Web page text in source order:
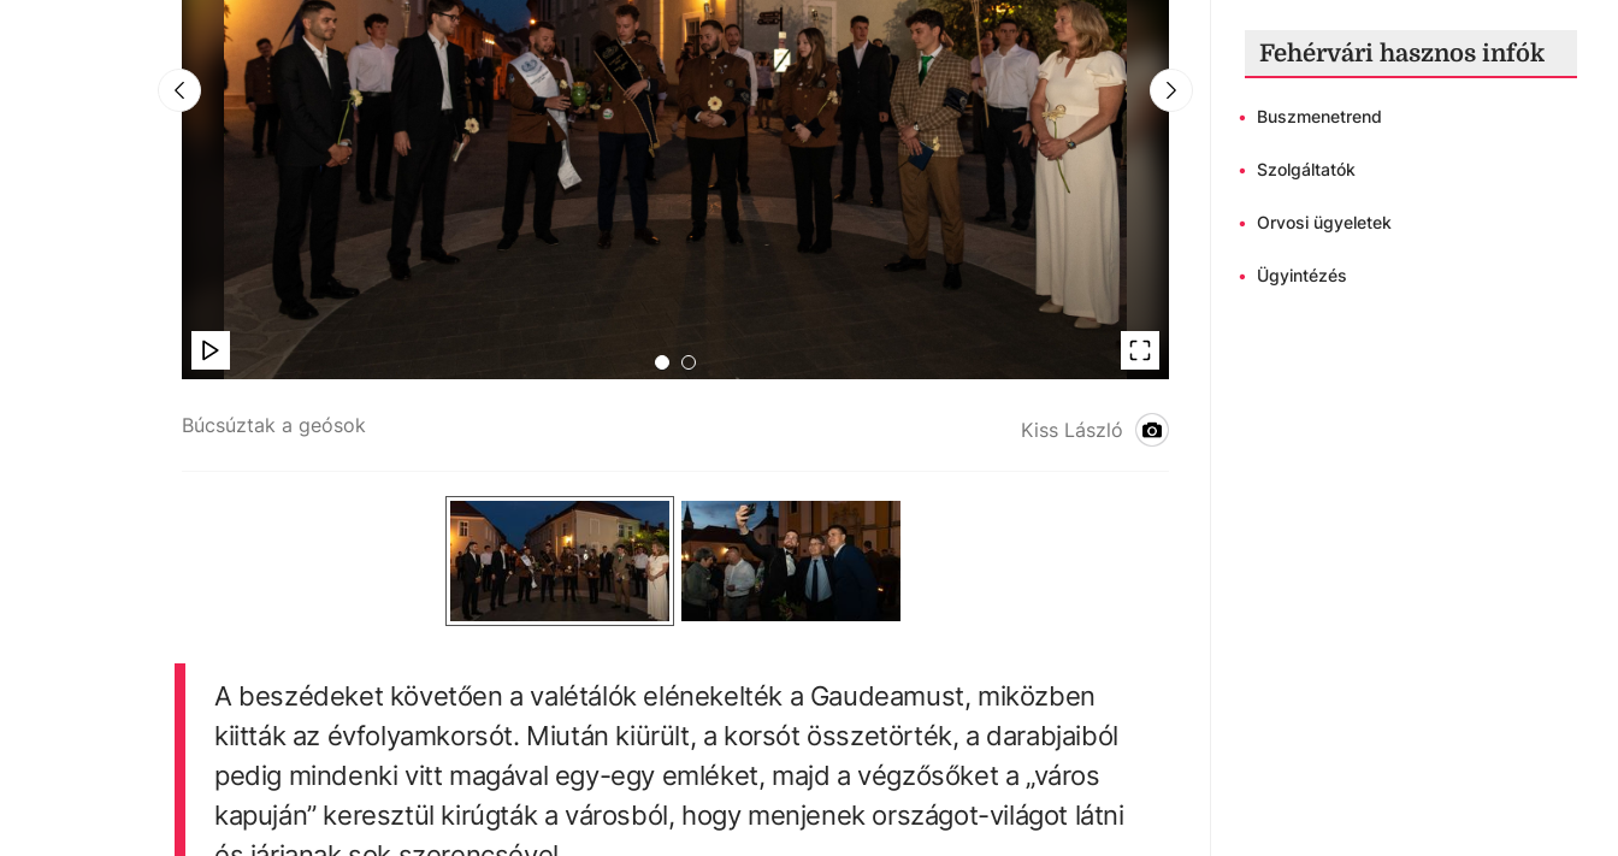
Búcsúztak a geósok Kiss László
A beszédeket követően a valétálók elénekelték a Gaudeamust, miközben
kiitták az évfolyamkorsót. Miután kiürült, a korsót összetörték, a darabjaiból
pedig mindenki vitt magával egy-egy emléket, majd a végzősőket a „város
kapuján” keresztül kirúgták a városból, hogy menjenek országot-világot látni
Fehérvári hasznos infók
• Buszmenetrend
• Szolgáltatók
• Orvosi ügyeletek
• Ügyintézés